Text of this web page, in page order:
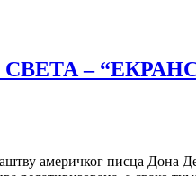
–
америчког писца Дона